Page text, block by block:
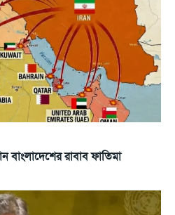
বাংলাদেশের রাবাব ফাতিমা